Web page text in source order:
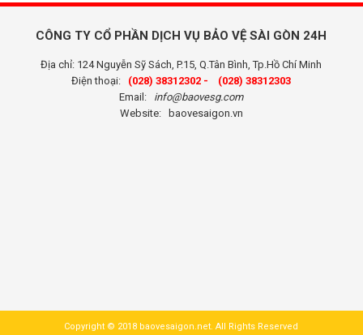
CÔNG TY CỔ PHẦN DỊCH VỤ BẢO VỆ SÀI GÒN 24H
Địa chỉ: 124 Nguyễn Sỹ Sách, P.15, Q.Tân Bình, Tp.Hồ Chí Minh
Điện thoại: (028) 38312302 -
(028) 38312303
Email: info@baovesg.com
Website:
baovesaigon.vn
Copyright © 2018 baovesaigon.net. All Rights Reserved